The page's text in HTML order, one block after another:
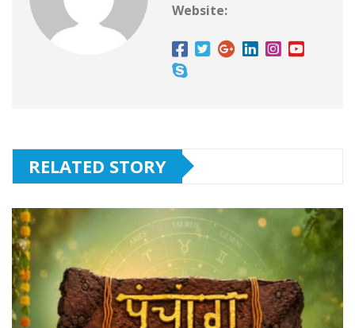
Website:
RELATED STORY